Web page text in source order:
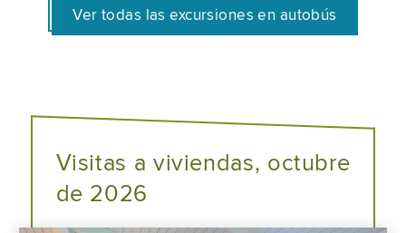
Ver todas las excursiones en autobús
Visitas a viviendas, octubre
de 2026